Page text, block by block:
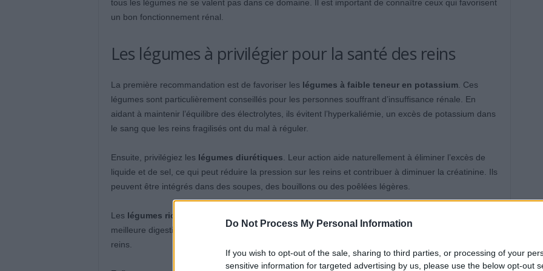
Do Not Process My Personal Information
If you wish to opt-out of the sale, sharing to third parties, or processing of your
sensitive information for targeted advertising by us, please use the below opt-out
tous les légumes ne se valent pas dans ce domaine. Il est important de connaître ceux qui favorisent
un bon fonctionnement rénal.
Les légumes à privilégier pour la santé des reins
La première recommandation est de favoriser les légumes à faible teneur en potassium. Ces
légumes sont particulièrement conseillés pour les personnes souffrant d’insuffisance rénale. En
aidant à maintenir l’équilibre des électrolytes, ils évitent l’hyperkaliémie, un excès de potassium dans
le sang que les reins fragilisés ont du mal à réguler.
Ensuite, privilégiez les légumes diurétiques . Leur action aide naturellement à éliminer l’excès de
liquide et de sel, ce qui peut réduire la pression sur les reins et contribuer à diminuer la créatinine. Ils
peuvent être intégrés dans des soupes, des bouillons ou des poêlées légères.
Les légumes riches en fibres
meilleure digestion et facilite l’élimination des déchets métaboliques, allégeant ainsi la charge sur les
reins.